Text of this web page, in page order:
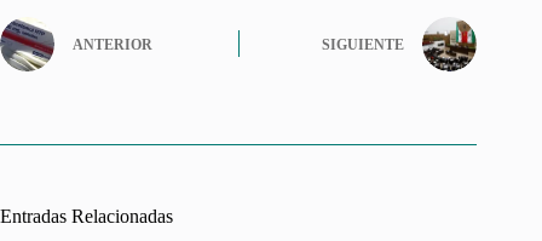
ANTERIOR SIGUIENTE
Entradas Relacionadas